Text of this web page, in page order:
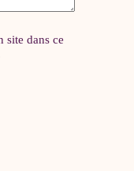
site dans ce